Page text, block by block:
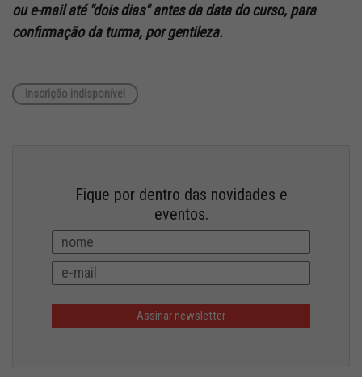
ou e-mail até "dois dias" antes da data do curso, para
confirmação da turma, por gentileza.
Inscrição indisponível
Fique por dentro das novidades e
eventos.